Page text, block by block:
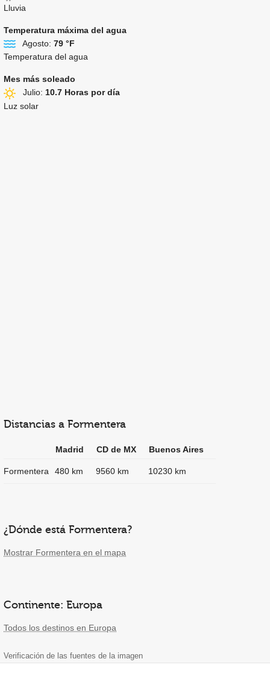
Lluvia
Temperatura máxima del agua
Agosto: 79 °F
Temperatura del agua
Mes más soleado
Julio: 10.7 Horas por día
Luz solar
Distancias a Formentera
Madrid CD de MX Buenos Aires
Formentera 480 km 9560 km 10230 km
¿Dónde está Formentera?
Mostrar Formentera en el mapa
Continente: Europa
Todos los destinos en Europa
Verificación de las fuentes de la imagen